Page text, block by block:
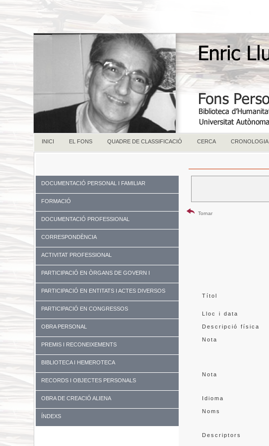
INICI EL FONS QUADRE DE CLASSIFICACIÓ CERCA CRONOLOGIA
DOCUMENTACIÓ PERSONAL I FAMILIAR
FORMACIÓ
DOCUMENTACIÓ PROFESSIONAL
CORRESPONDÈNCIA
ACTIVITAT PROFESSIONAL
PARTICIPACIÓ EN ÒRGANS DE GOVERN I
UNIVERSITATS
PARTICIPACIÓ EN ENTITATS I ACTES DIVERSOS
PARTICIPACIÓ EN CONGRESSOS
OBRA PERSONAL
PREMIS I RECONEIXEMENTS
BIBLIOTECA I HEMEROTECA
RECORDS I OBJECTES PERSONALS
OBRA DE CREACIÓ ALIENA
ÍNDEXS
Tornar
Títol
Lloc i data
Descripció física
Nota
Nota
Idioma
Noms
Descriptors